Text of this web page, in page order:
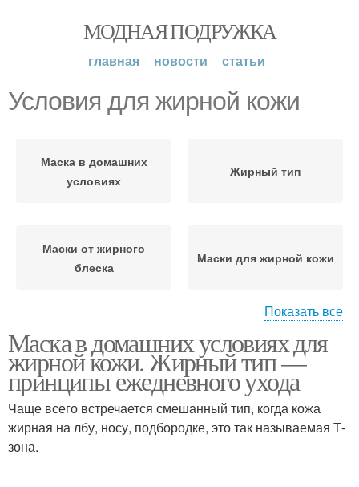
МОДНАЯ ПОДРУЖКА
главная новости статьи
Условия для жирной кожи
Маска в домашних
условиях
Жирный тип
Маски от жирного
блеска
Маски для жирной кожи
Маска для жирной кожи Кожи с медом
Пилинг для проблемной
Маски против жирной
Показать все
Маска в домашних условиях для
жирной кожи. Жирный тип —
принципы ежедневного ухода
Чаще всего встречается смешанный тип, когда кожа
жирная на лбу, носу, подбородке, это так называемая Т-
зона.